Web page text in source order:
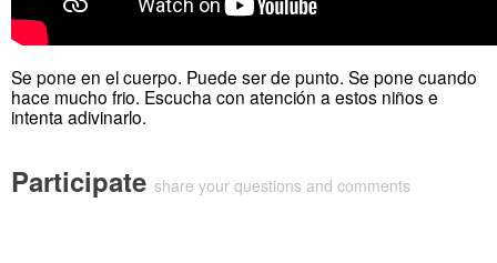
Se pone en el cuerpo. Puede ser de punto. Se pone cuando
hace mucho frio. Escucha con atención a estos niños e
intenta adivinarlo.
Participate share your questions and comments